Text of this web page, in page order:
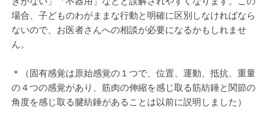
場合、子どものわがままな行動と明確に区別しなければなら
ないので、お医者さんへの相談が必要になるかもしれませ
ん。
＊（固有感覚は原始感覚の１つで、位置、運動、抵抗、重量
の４つの感覚があり、筋肉の伸縮を感じ取る筋紡錘と関節の
角度を感じ取る腱紡錘があることは以前に説明しました）